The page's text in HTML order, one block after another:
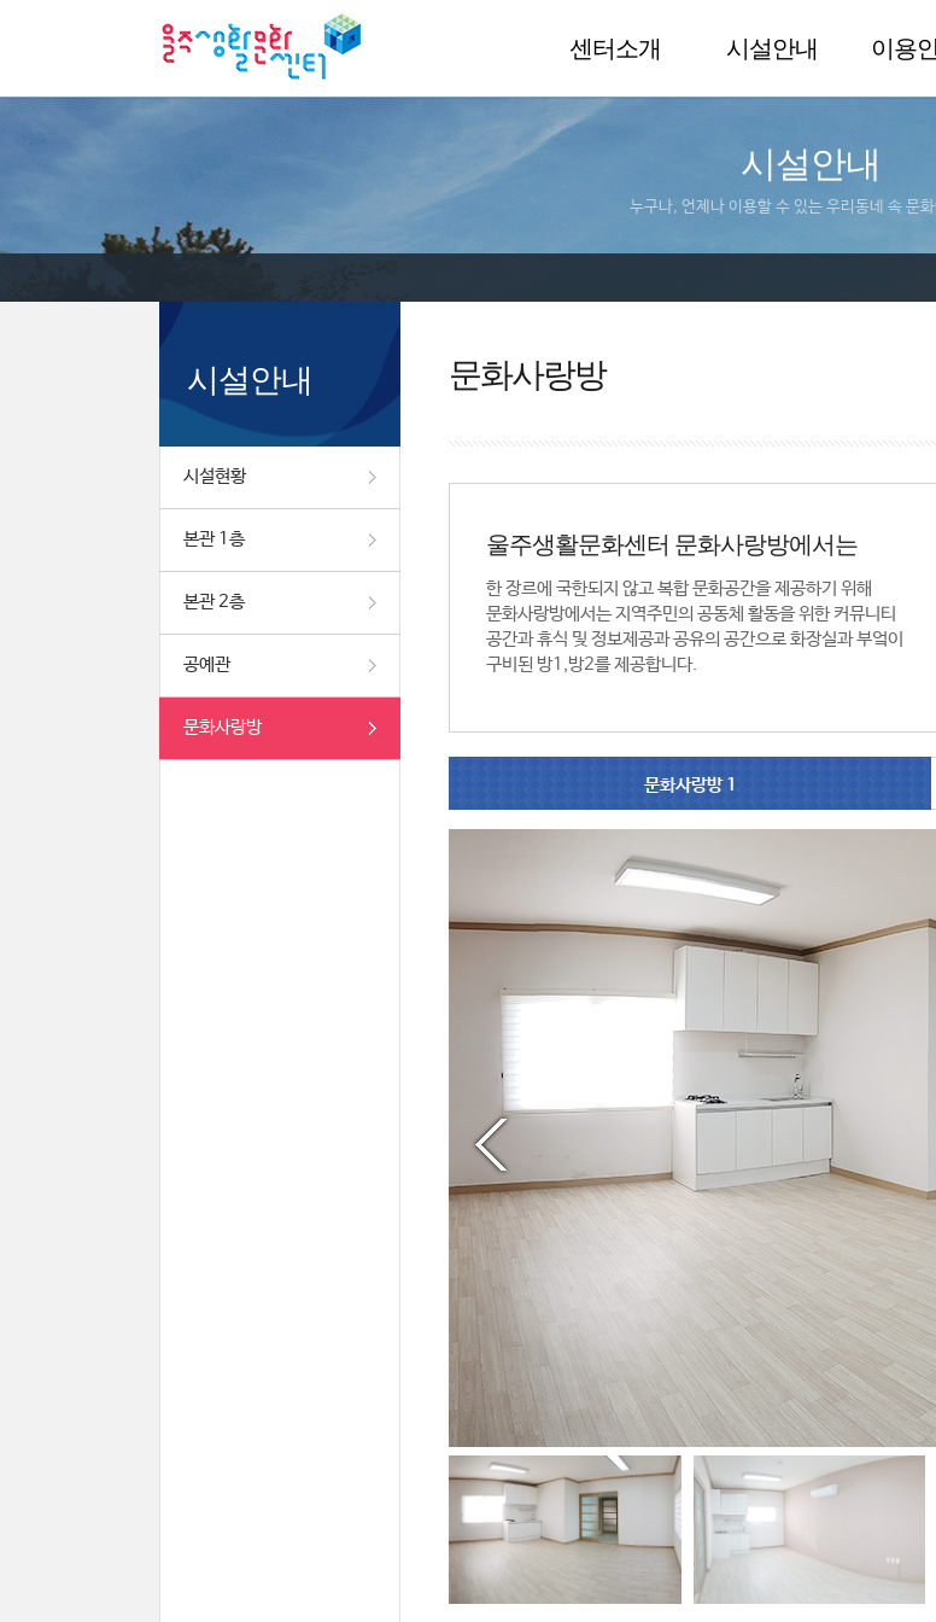
센터소개 시설안내 이용
시설안내
누구나, 언제나 이용할 수 있는 우리동네 속 문
시설안내
시설현황
본관 1층
본관 2층
공예관
문화사랑방
문화사랑방
울주생활문화센터 문화사랑방에서는
한 장르에 국한되지 않고 복합 문화공간을 제공하기 위해
문화사랑방에서는 지역주민의 공동체 활동을 위한 커뮤니티
공간과 휴식 및 정보제공과 공유의 공간으로 화장실과 부엌이
구비된 방1,방2를 제공합니다.
문화사랑방 1